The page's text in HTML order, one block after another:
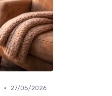
• 27/05/2026